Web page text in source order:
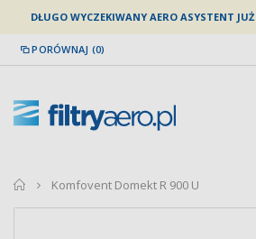
DŁUGO WYCZEKIWANY AERO ASYSTENT
PORÓWNAJ (0)
home
Komfovent Domekt R 900 U